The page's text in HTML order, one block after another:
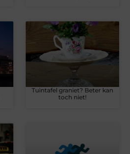
Tuintafel graniet? Beter kan
toch niet!